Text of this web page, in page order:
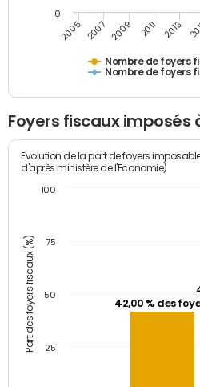
Nombre de foyers
Nombre de foyers
2005 2007 2009 2011 2013
0
Foyers fiscaux imposés
Part des foyers fiscaux (%)
Evolution de la part de foyers
d'après ministère de l'Economie)
42,00 % des
25
50
75
100